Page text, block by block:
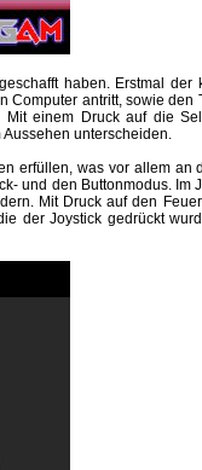
haben. Erstmal der
antritt, sowie den
einem Druck auf die
unterscheiden.
erfüllen, was vor allem an
und den Buttonmodus. Im
Mit Druck auf den
der Joystick gedrückt